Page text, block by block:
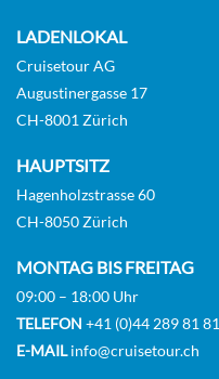
LADENLOKAL
Cruisetour AG
Augustinergasse 17
CH-8001 Zürich
HAUPTSITZ
Hagenholzstrasse 60
CH-8050 Zürich
MONTAG BIS FREITAG
09:00 – 18:00 Uhr
TELEFON +41 (0)44 289 81 81
E-MAILinfo@cruisetour.ch